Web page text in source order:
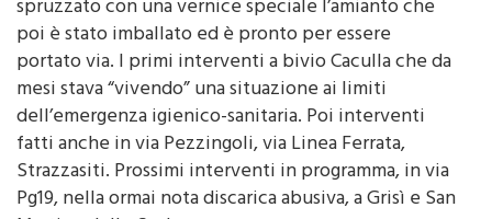
poi è stato imballato ed è pronto per essere
portato via. I primi interventi a bivio Caculla che da
mesi stava “vivendo” una situazione ai limiti
dell’emergenza igienico-sanitaria. Poi interventi
fatti anche in via Pezzingoli, via Linea Ferrata,
Strazzasiti. Prossimi interventi in programma, in via
Pg19, nella ormai nota discarica abusiva, a Grisì e San
Martino delle Scale.